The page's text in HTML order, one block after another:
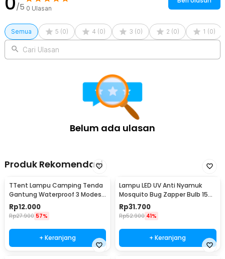
/5 0 Ulasan
Semua 5 (0) 4 (0) 3 (0) 2 (0) 1 (0)
Cari Ulasan
Belum ada ulasan
Produk Rekomendasi
TTent Lampu Camping Tenda
Gantung Waterproof 3 Modes
6000K 1.5W - 5188
Rp12.000
Rp27.900 57%
+ Keranjang
Lampu LED UV Anti Nyamuk
Mosquito Bug Zapper Bulb 15W
E27 Cool White - YC1350
Rp31.700
Rp52.900 41%
+ Keranjang